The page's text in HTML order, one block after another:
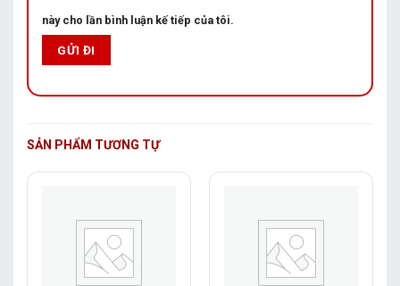
này cho lần bình luận kế tiếp của tôi.
SẢN PHẨM TƯƠNG TỰ